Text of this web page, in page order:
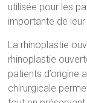
utilisée pour les
importante de leur
La rhinoplastie
rhinoplastie
patients d’origine
chirurgicale